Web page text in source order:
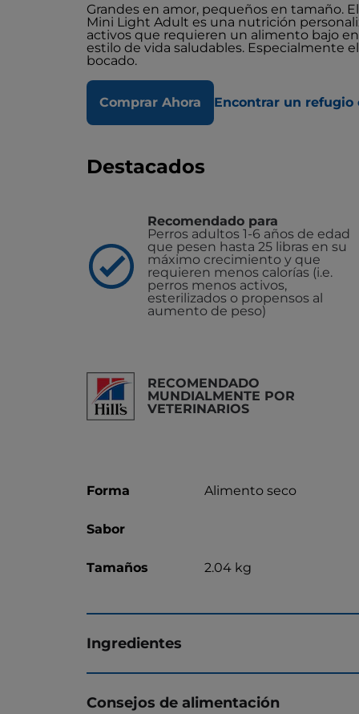
Grandes en amor, pequeños en tamaño.
Mini Light Adult es una nutrición
activos que requieren un alimento bajo
estilo de vida saludables. Especialmente
bocado.
Comprar Ahora Encontrar un refugio
Destacados
Recomendado para
Perros adultos 1-6 años de edad
que pesen hasta 25 libras en su
máximo crecimiento y que
requieren menos calorías (i.e.
perros menos activos,
esterilizados o propensos al
aumento de peso)
RECOMENDADO
MUNDIALMENTE POR
VETERINARIOS
Forma Alimento seco
Sabor
Tamaños 2.04 kg
Ingredientes
Consejos de alimentación